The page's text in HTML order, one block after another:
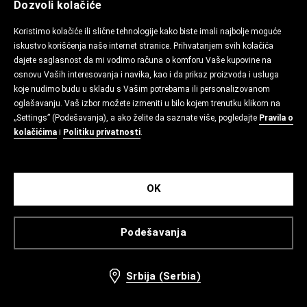
Dozvoli kolačiće
Koristimo kolačiće ili slične tehnologije kako biste imali najbolje moguće
iskustvo korišćenja naše internet stranice. Prihvatanjem svih kolačića
dajete saglasnost da mi vodimo računa o komforu Vaše kupovine na
osnovu Vaših interesovanja i navika, kao i da prikaz proizvoda i usluga
koje nudimo budu u skladu s Vašim potrebama ili personalizovanom
oglašavanju. Vaš izbor možete izmeniti u bilo kojem trenutku klikom na
„Settings” (Podešavanja), a ako želite da saznate više, pogledajte Pravila o
kolačićima i Politiku privatnosti.
Podešavanja
OK
Srbija (Serbia)